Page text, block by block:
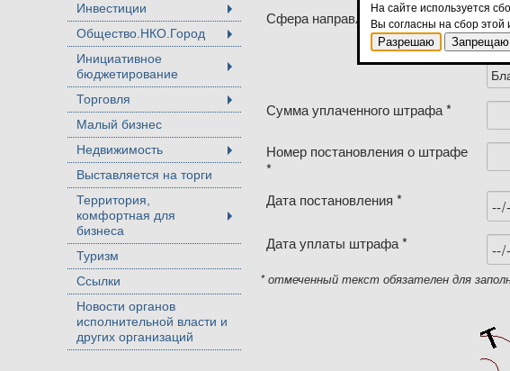
Инвестиции
Общество.НКО.Город
Инициативное
бюджетирование
Торговля
Малый бизнес
Недвижимость
Выставляется на торги
Территория,
комфортная для
бизнеса
Туризм
Ссылки
Новости органов
исполнительной власти и
других организаций
Сфера направления средств *
Сумма уплаченного штрафа *
Номер постановления о штрафе
*
Дата постановления *
Дата уплаты штрафа *
* отмеченный текст обязателен для
На сайте используется
Вы согласны на сбор
Разрешаю Запрещаю